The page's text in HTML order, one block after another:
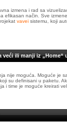
izmena i rad sa
efikasan način. Sve
vavei sistemu, koji
ili manji iz
nije moguća. Moguće je
su definisani u paketu.
i time je moguće kreirati